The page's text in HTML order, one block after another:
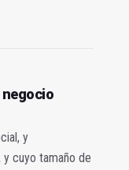
negocio
y
cuyo tamaño de